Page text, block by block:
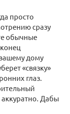
просто
сразу
обычные
дому
«связку»
глаз.
аккуратно. Дабы